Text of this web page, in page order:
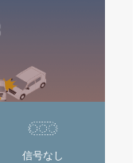
信号なし